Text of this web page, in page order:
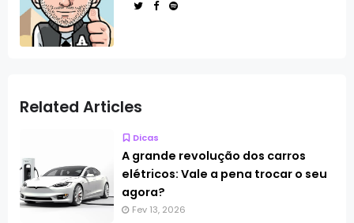
Related Articles
Dicas
A grande revolução dos carros
elétricos: Vale a pena trocar o seu
agora?
Fev 13, 2026